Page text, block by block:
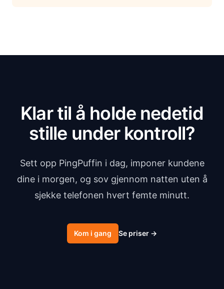
Klar til å holde nedetid
stille under kontroll?
Sett opp PingPuffin i dag, imponer kundene
dine i morgen, og sov gjennom natten uten å
sjekke telefonen hvert femte minutt.
Kom i gang Se priser →